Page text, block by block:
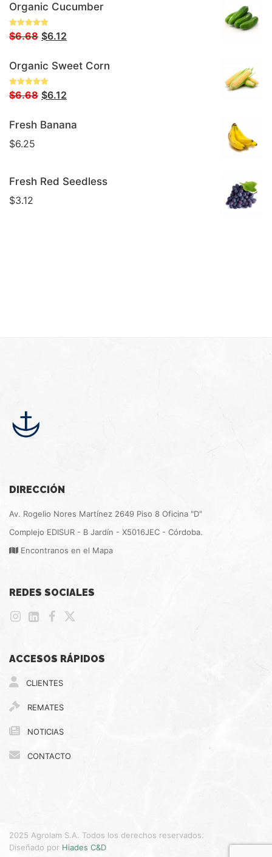
Organic Cucumber
Valorado
Con5.00
$6.68 El
Original
Era:
$6.68.
$6.12
Actual
$6.12.
Organic Sweet Corn
Valorado
Con5.00
$6.68 El
Original
$6.12
Actual
Fresh Banana
$6.25
Fresh Red Seedless
$3.12
DIRECCIÓN
Av. Rogelio Nores Martínez 2649 Piso 8 Oficina "D"
Complejo EDISUR - B Jardín - X5016JEC - Córdoba.
Encontranos en el Mapa
REDES SOCIALES
ACCESOS RÁPIDOS
CLIENTES
REMATES
NOTICIAS
CONTACTO
2025 Agrolam S.A. Todos los derechos reservados.
Diseñado por Hiades C&D